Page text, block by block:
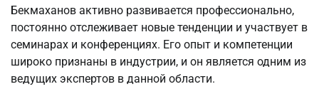
Бекмаханов активно развивается профессионально,
постоянно отслеживает новые тенденции и участвует в
семинарах и конференциях. Его опыт и компетенции
широко признаны в индустрии, и он является одним из
ведущих экспертов в данной области.